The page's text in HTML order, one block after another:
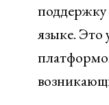
поддержку
языке. Это